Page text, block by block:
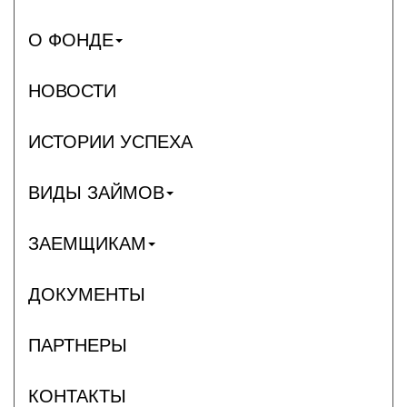
О ФОНДЕ
НОВОСТИ
ИСТОРИИ УСПЕХА
ВИДЫ ЗАЙМОВ
ЗАЕМЩИКАМ
ДОКУМЕНТЫ
ПАРТНЕРЫ
КОНТАКТЫ